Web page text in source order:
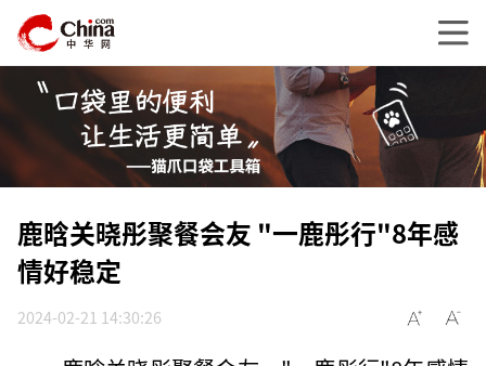
鹿晗关晓彤聚餐会友 "一鹿彤行"8年感
情好稳定
2024-02-21 14:30:26